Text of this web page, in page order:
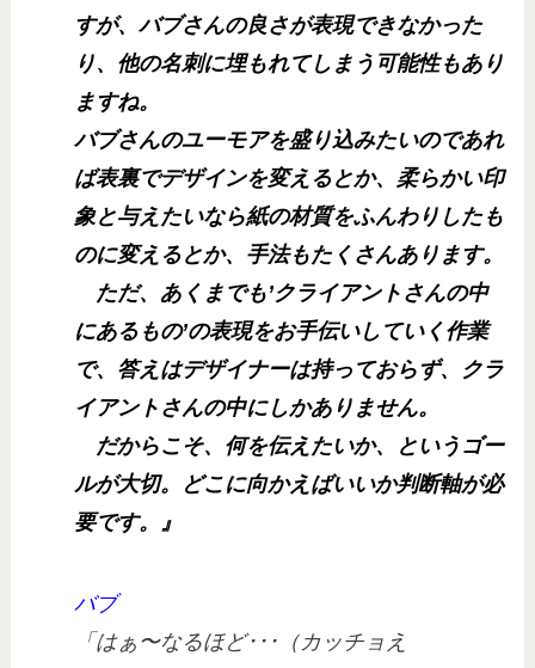
すが、バブさんの良さが表現できなかった
り、他の名刺に埋もれてしまう可能性もあり
ますね。
バブさんのユーモアを盛り込みたいのであれ
ば表裏でデザインを変えるとか、柔らかい印
象と与えたいなら紙の材質をふんわりしたも
のに変えるとか、手法もたくさんあります。
ただ、あくまでも’クライアントさんの中
にあるもの’の表現をお手伝いしていく作業
で、答えはデザイナーは持っておらず、クラ
イアントさんの中にしかありません。
だからこそ、何を伝えたいか、というゴー
ルが大切。どこに向かえばいいか判断軸が必
要です。』
バブ
「はぁ〜なるほど･･･（カッチョえ